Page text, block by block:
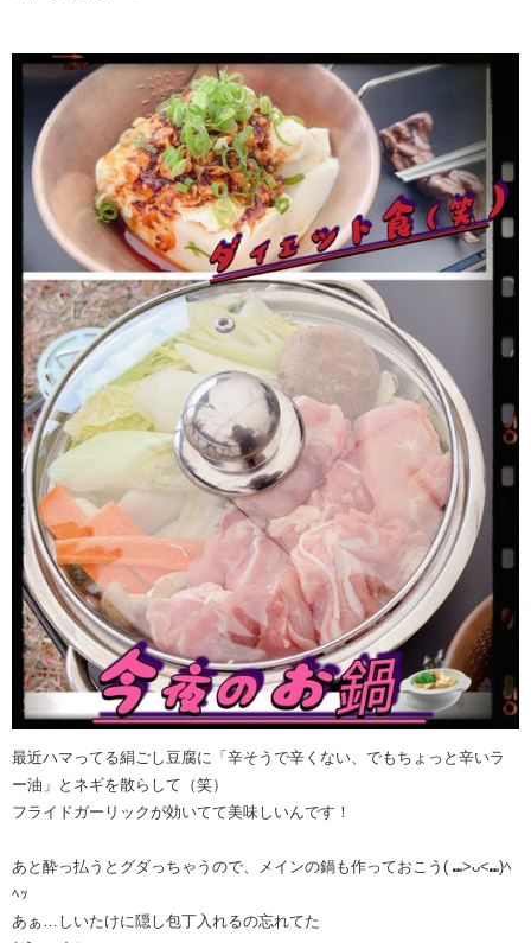
最近ハマってる絹ごし豆腐に「辛そうで辛くない、でもちょっと辛いラ
ー油」とネギを散らして（笑）
フライドガーリックが効いてて美味しいんです！
あと酔っ払うとグダっちゃうので、メインの鍋も作っておこう( ⑉>ᴗ<⑉)ﾍ
ﾍｯ
あぁ…しいたけに隠し包丁入れるの忘れてた